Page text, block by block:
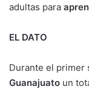
adultas para
EL DATO
Durante el primer
Guanajuato un